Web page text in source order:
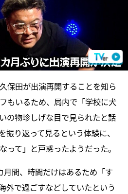
保田が出演再開することを知ら
もいるため、局内で「学校に犬
の物珍しげな目で見られたと話
振り返って見るという体験に、
って」と戸惑ったようだった。
間、時間だけはあるため「す
外で過ごすなどしていたという